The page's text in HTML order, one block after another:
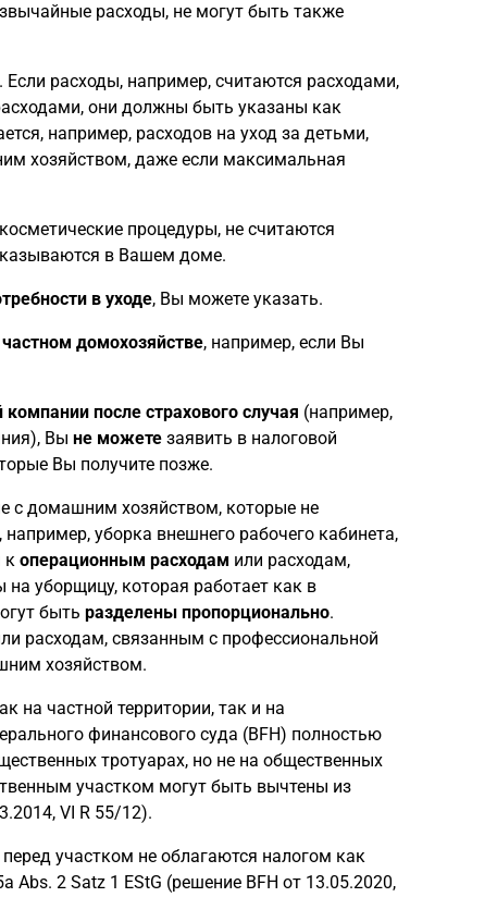
расходы, не могут быть также
расходы, например, считаются расходами,
они должны быть указаны как
например, расходов на уход за детьми,
хозяйством, даже если максимальная
процедуры, не считаются
в Вашем доме.
в уходе, Вы можете указать.
домохозяйстве, например, если Вы
после страхового случая (например,
Вы не можетезаявить в налоговой
Вы получите позже.
с домашним хозяйством, которые не
уборка внешнего рабочего кабинета,
к операционным расходам или расходам,
уборщицу, которая работает как в
быть разделены пропорционально.
расходам, связанным с профессиональной
хозяйством.
на частной территории, так и на
финансового суда (BFH) полностью
тротуарах, но не на общественных
участком могут быть вычтены из
VI R 55/12).
участком не облагаются налогом как
Abs. 2 Satz 1 EStG (решение BFH от 13.05.2020,